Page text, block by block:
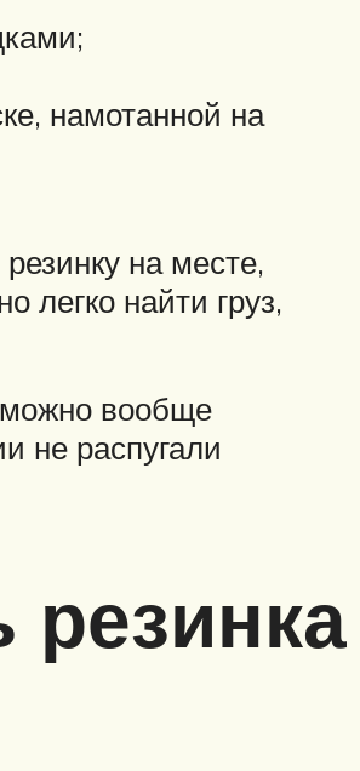
намотанной на
на месте,
легко найти груз,
можно вообще
не распугали
резинка